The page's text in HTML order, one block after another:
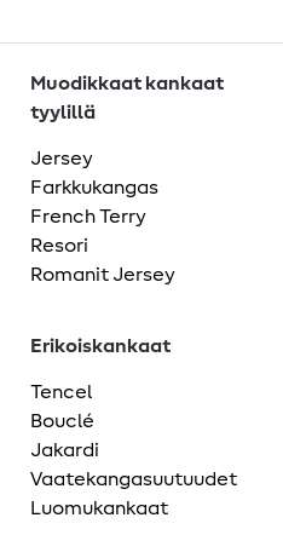
Muodikkaat kankaat
tyylillä
Jersey
Farkkukangas
French Terry
Resori
Romanit Jersey
Erikoiskankaat
Tencel
Bouclé
Jakardi
Vaatekangasuutuudet
Luomukankaat